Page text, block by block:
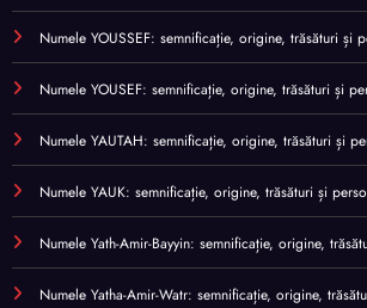
Numele YOUSSEF: semnificație, origine, trăsături și
Numele YOUSEF: semnificație, origine, trăsături și
Numele YAUTAH: semnificație, origine, trăsături și
Numele YAUK: semnificație, origine, trăsături și
Numele Yath-Amir-Bayyin: semnificație, origine,
Numele Yatha-Amir-Watr: semnificație, origine,